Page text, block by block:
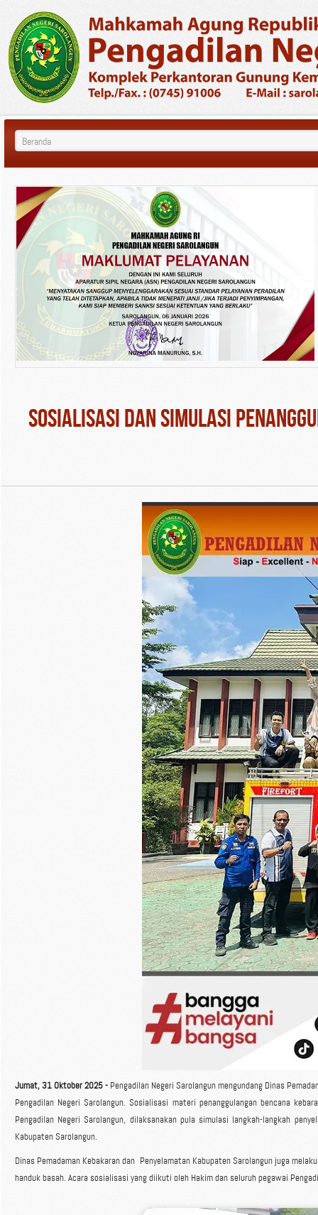
Sosialisasi dan Simulasi
Jumat, 31 Oktober 2025 - Pengadilan Negeri Sarolangun mengundang Dinas
Pengadilan Negeri Sarolangun. Sosialisasi materi penanggulangan bencana
Pengadilan Negeri Sarolangun, dilaksanakan pula simulasi langkah-langkah
Kabupaten Sarolangun.
Dinas Pemadaman Kebakaran dan Penyelamatan Kabupaten Sarolangun juga
handuk basah. Acara sosialisasi yang diikuti oleh Hakim dan seluruh pegawai